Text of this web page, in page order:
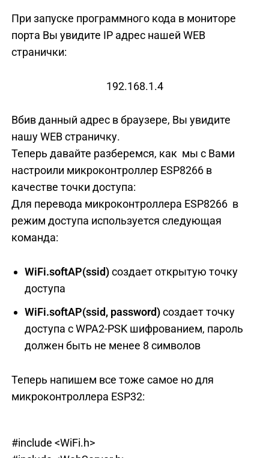
При запуске программного кода в мониторе
порта Вы увидите IP адрес нашей WEB
странички:
192.168.1.4
Вбив данный адрес в браузере, Вы увидите
нашу WEB страничку.
Теперь давайте разберемся, как мы с Вами
настроили микроконтроллер ESP8266 в
качестве точки доступа:
Для перевода микроконтроллера ESP8266 в
режим доступа используется следующая
команда:
WiFi.softAP(ssid)создает открытую точку
доступа
WiFi.softAP(ssid, password)создает точку
доступа с WPA2-PSK шифрованием, пароль
должен быть не менее 8 символов
Теперь напишем все тоже самое но для
микроконтроллера ESP32:
#include <WiFi.h>